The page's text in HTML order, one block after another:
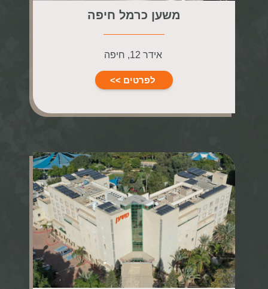
משען כרמל חיפה
אידר 12, חיפה
לפרטים >>